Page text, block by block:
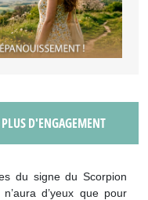
D'ENGAGEMENT
du signe du Scorpion
d’yeux que pour